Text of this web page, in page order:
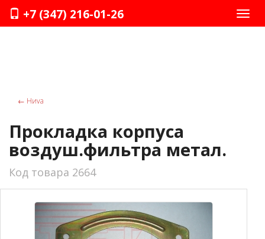
+7 (347) 216-01-26
← Ниvа
Прокладка корпуса
воздуш.фильтра метал.
Код товара 2664